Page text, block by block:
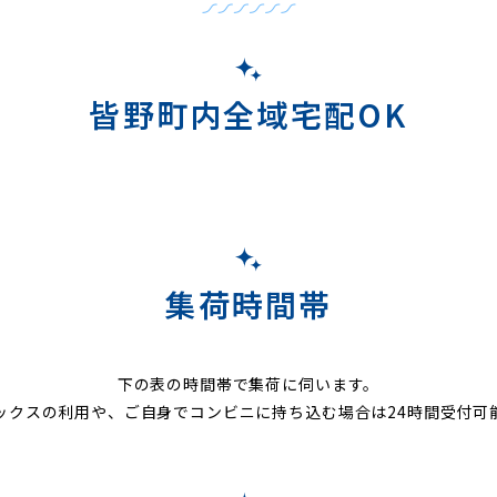
皆野町内全域宅配OK
集荷時間帯
下の表の時間帯で集荷に伺います。
クスの利用や、ご自身でコンビニに持ち込む場合は24時間受付可